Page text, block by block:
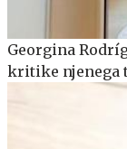
Georgina
kritike njenega